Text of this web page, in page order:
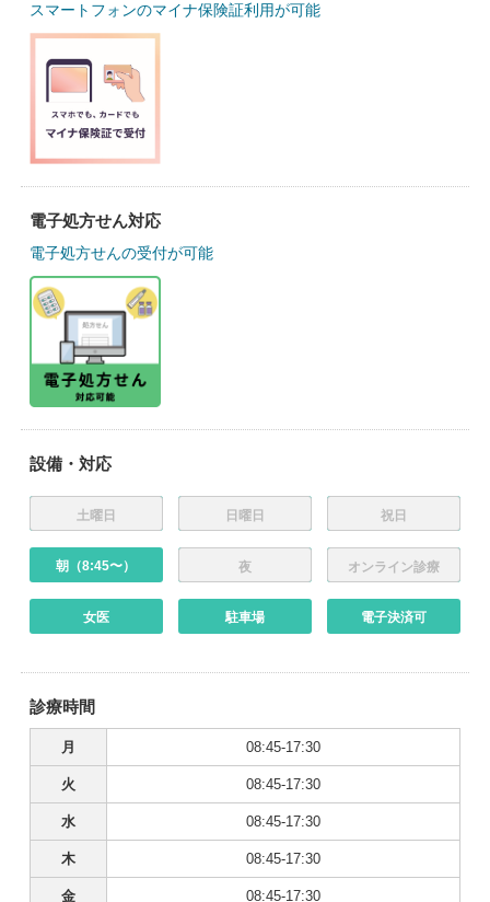
スマートフォンのマイナ保険証利用が可能
電子処方せん対応
電子処方せんの受付が可能
設備・対応
土曜日 日曜日 祝日
朝（8:45〜） 夜 オンライン診療
女医 駐車場 電子決済可
診療時間
月 08:45-17:30
火 08:45-17:30
水 08:45-17:30
木 08:45-17:30
金 08:45-17:30